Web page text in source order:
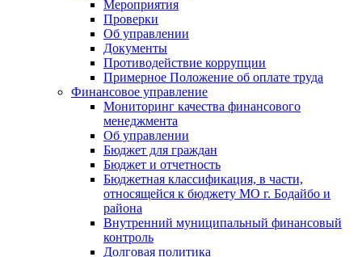
Мероприятия
Проверки
Об управлении
Документы
Противодействие коррупции
Примерное Положение об оплате труда
Финансовое управление
Мониторинг качества финансового
менеджмента
Об управлении
Бюджет для граждан
Бюджет и отчетность
Бюджетная классификация, в части,
относящейся к бюджету МО г. Бодайбо и
района
Внутренний муниципальный финансовый
контроль
Долговая политика